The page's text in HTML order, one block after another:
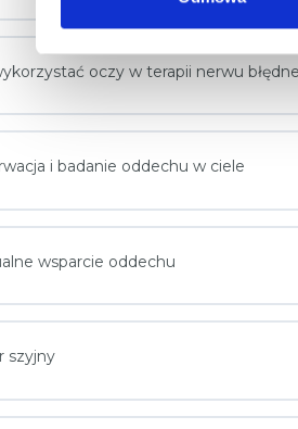
o
d
y
oczy w terapii nerwu
i badanie oddechu w ciele
wsparcie oddechu
szyjny